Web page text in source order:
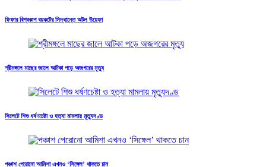
ফিফার বিশ্বকাপ বয়কটের সিদ্ধান্তে অটল উয়েফা
শ্রীমঙ্গলে মাছের জালে আটকা পড়ে অজগরের মৃত্যু
সিলেটে শিশু ধর্ষণচেষ্টা ও হত্যা মামলায় মৃত্যুদণ্ড
পঞ্চাশ পেরোনো আমিশা এখনও ‘সিঙ্গেল’ থাকতে চান